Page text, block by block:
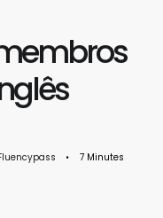
• 7 Minutes